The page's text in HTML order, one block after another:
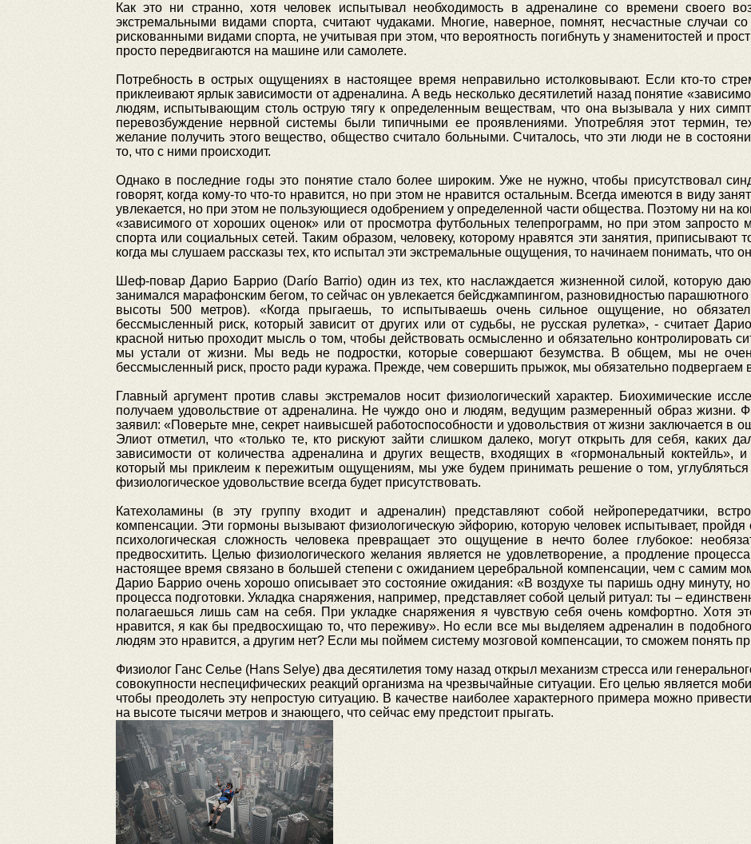
Как это ни странно, хотя человек испытывал необходимость в адреналине со времени своего
экстремальными видами спорта, считают чудаками. Многие, наверное, помнят, несчастные случаи
рискованными видами спорта, не учитывая при этом, что вероятность погибнуть у знаменитостей и
просто передвигаются на машине или самолете.
Потребность в острых ощущениях в настоящее время неправильно истолковывают. Если кто-то
приклеивают ярлык зависимости от адреналина. А ведь несколько десятилетий назад понятие
людям, испытывающим столь острую тягу к определенным веществам, что она вызывала у них
перевозбуждение нервной системы были типичными ее проявлениями. Употребляя этот термин,
желание получить этого вещество, общество считало больными. Считалось, что эти люди не в
то, что с ними происходит.
Однако в последние годы это понятие стало более широким. Уже не нужно, чтобы присутствовал
говорят, когда кому-то что-то нравится, но при этом не нравится остальным. Всегда имеются в виду
увлекается, но при этом не пользующиеся одобрением у определенной части общества. Поэтому ни на
«зависимого от хороших оценок» или от просмотра футбольных телепрограмм, но при этом запросто
спорта или социальных сетей. Таким образом, человеку, которому нравятся эти занятия, приписывают
когда мы слушаем рассказы тех, кто испытал эти экстремальные ощущения, то начинаем понимать, что
Шеф-повар Дарио Баррио (Darío Barrio) один из тех, кто наслаждается жизненной силой, которую
занимался марафонским бегом, то сейчас он увлекается бейсджампингом, разновидностью
высоты 500 метров). «Когда прыгаешь, то испытываешь очень сильное ощущение, но
бессмысленный риск, который зависит от других или от судьбы, не русская рулетка», - считает
красной нитью проходит мысль о том, чтобы действовать осмысленно и обязательно контролировать
мы устали от жизни. Мы ведь не подростки, которые совершают безумства. В общем, мы не
бессмысленный риск, просто ради куража. Прежде, чем совершить прыжок, мы обязательно подвергаем
Главный аргумент против славы экстремалов носит физиологический характер. Биохимические
получаем удовольствие от адреналина. Не чуждо оно и людям, ведущим размеренный образ
заявил: «Поверьте мне, секрет наивысшей работоспособности и удовольствия от жизни заключается в
Элиот отметил, что «только те, кто рискуют зайти слишком далеко, могут открыть для себя, каких
зависимости от количества адреналина и других веществ, входящих в «гормональный коктейль», и
который мы приклеим к пережитым ощущениям, мы уже будем принимать решение о том,
физиологическое удовольствие всегда будет присутствовать.
Катехоламины (в эту группу входит и адреналин) представляют собой нейропередатчики,
компенсации. Эти гормоны вызывают физиологическую эйфорию, которую человек испытывает, пройдя
психологическая сложность человека превращает это ощущение в нечто более глубокое:
предвосхитить. Целью физиологического желания является не удовлетворение, а продление
настоящее время связано в большей степени с ожиданием церебральной компенсации, чем с самим
Дарио Баррио очень хорошо описывает это состояние ожидания: «В воздухе ты паришь одну минуту,
процесса подготовки. Укладка снаряжения, например, представляет собой целый ритуал: ты –
полагаешься лишь сам на себя. При укладке снаряжения я чувствую себя очень комфортно. Хотя
нравится, я как бы предвосхищаю то, что переживу». Но если все мы выделяем адреналин в
людям это нравится, а другим нет? Если мы поймем систему мозговой компенсации, то сможем понять
Физиолог Ганс Селье (Hans Selye) два десятилетия тому назад открыл механизм стресса или
совокупности неспецифических реакций организма на чрезвычайные ситуации. Его целью является
чтобы преодолеть эту непростую ситуацию. В качестве наиболее характерного примера можно
на высоте тысячи метров и знающего, что сейчас ему предстоит прыгать.